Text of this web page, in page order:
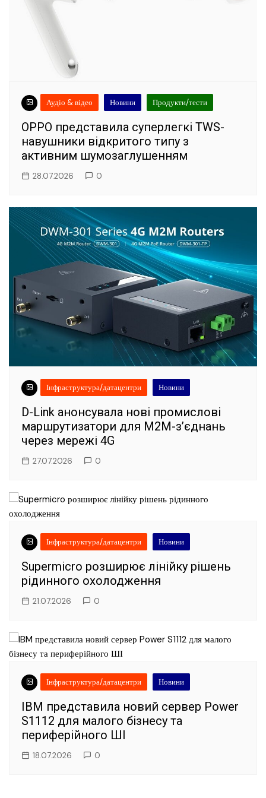
Аудіо & відео Новини Продукти/тести
OPPO представила суперлегкі TWS-
навушники відкритого типу з
активним шумозаглушенням
28.07.2026 0
Інфраструктура/датацентри Новини
D-Link анонсувала нові промислові
маршрутизатори для M2M-з’єднань
через мережі 4G
27.07.2026 0
Інфраструктура/датацентри Новини
Supermicro розширює лінійку рішень
рідинного охолодження
21.07.2026 0
Інфраструктура/датацентри Новини
IBM представила новий сервер Power
S1112 для малого бізнесу та
периферійного ШІ
18.07.2026 0